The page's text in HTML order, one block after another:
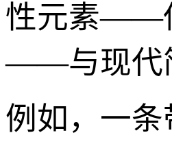
性元素——
——与现代
例如，一